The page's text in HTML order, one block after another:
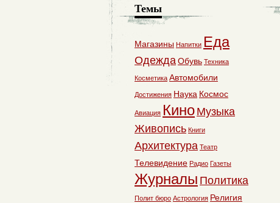
Темы
Магазины Напитки Еда
ОдеждаОбувь Техника
Косметика Автомобили
Достижения Наука Космос
Авиация Кино Музыка
Живопись Книги
Архитектура Театр
Телевидение Радио Газеты
Журналы Политика
Полит бюро Астрология Религия